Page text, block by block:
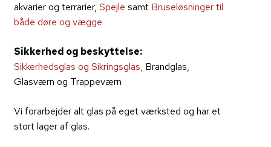
akvarier og terrarier, Spejle samt Bruseløsninger til
både døre og vægge
Sikkerhed og beskyttelse:
Sikkerhedsglas og Sikringsglas, Brandglas,
Glasværn og Trappeværn
Vi forarbejder alt glas på eget værksted og har et
stort lager af glas.